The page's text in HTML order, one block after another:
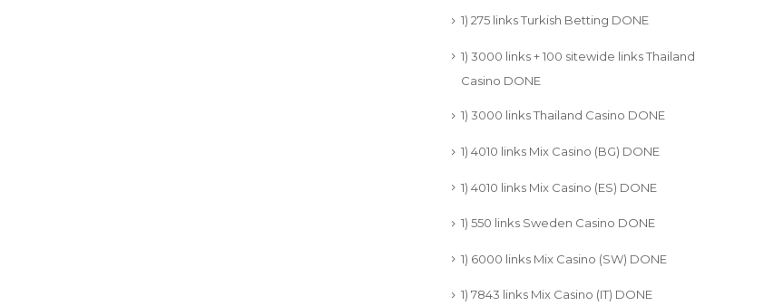
1) 275 links Turkish Betting DONE
1) 3000 links + 100 sitewide links Thailand
Casino DONE
1) 3000 links Thailand Casino DONE
1) 4010 links Mix Casino (BG) DONE
1) 4010 links Mix Casino (ES) DONE
1) 550 links Sweden Casino DONE
1) 6000 links Mix Casino (SW) DONE
1) 7843 links Mix Casino (IT) DONE